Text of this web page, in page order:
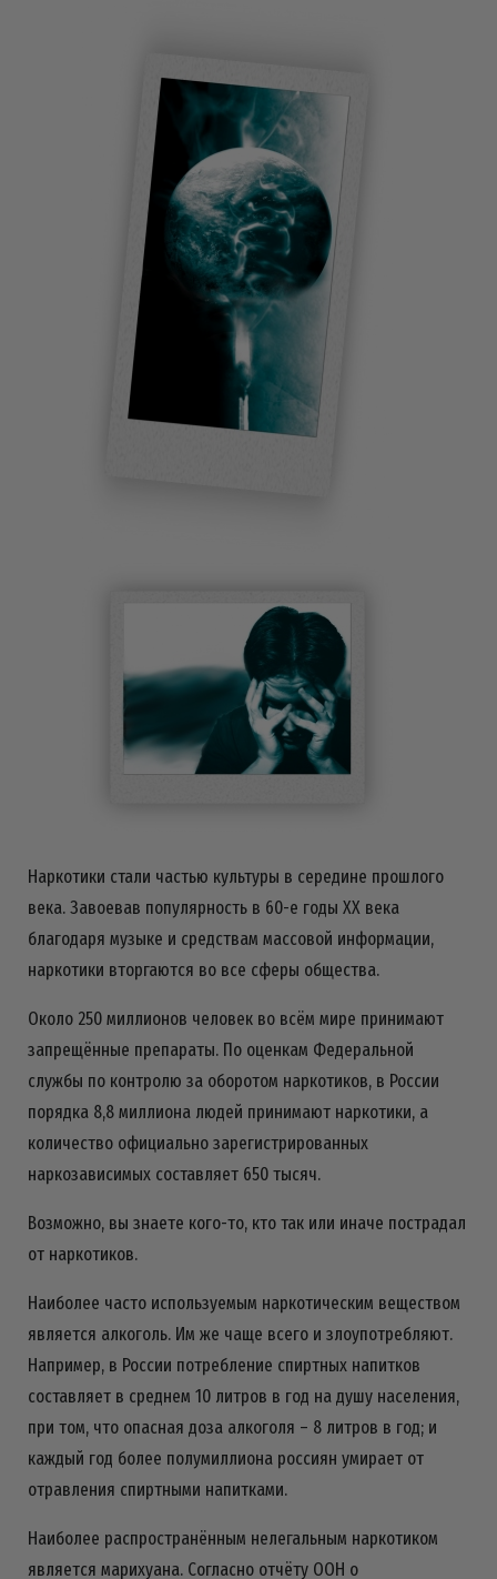
Наркотики стали частью культуры в середине прошлого
века. Завоевав популярность в 60-е годы ХХ века
благодаря музыке и средствам массовой информации,
наркотики вторгаются во все сферы общества.
Около 250 миллионов человек во всём мире принимают
запрещённые препараты. По оценкам Федеральной
службы по контролю за оборотом наркотиков, в России
порядка 8,8 миллиона людей принимают наркотики, а
количество официально зарегистрированных
наркозависимых составляет 650 тысяч.
Возможно, вы знаете кого-то, кто так или иначе пострадал
от наркотиков.
Наиболее часто используемым наркотическим веществом
является алкоголь. Им же чаще всего и злоупотребляют.
Например, в России потребление спиртных напитков
составляет в среднем 10 литров в год на душу населения,
при том, что опасная доза алкоголя – 8 литров в год; и
каждый год более полумиллиона россиян умирает от
отравления спиртными напитками.
Наиболее распространённым нелегальным наркотиком
является марихуана. Согласно отчёту ООН о